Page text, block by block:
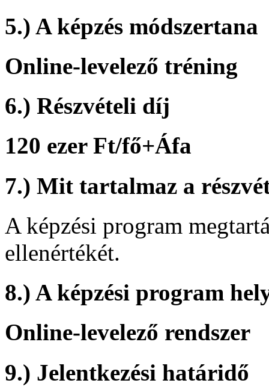
5.) A képzés módszertana
Online-levelező tréning
6.) Részvételi díj
120 ezer Ft/fő+Áfa
7.) Mit tartalmaz a
A képzési program
ellenértékét.
8.) A képzési program
Online-levelező rendszer
9.) Jelentkezési határidő